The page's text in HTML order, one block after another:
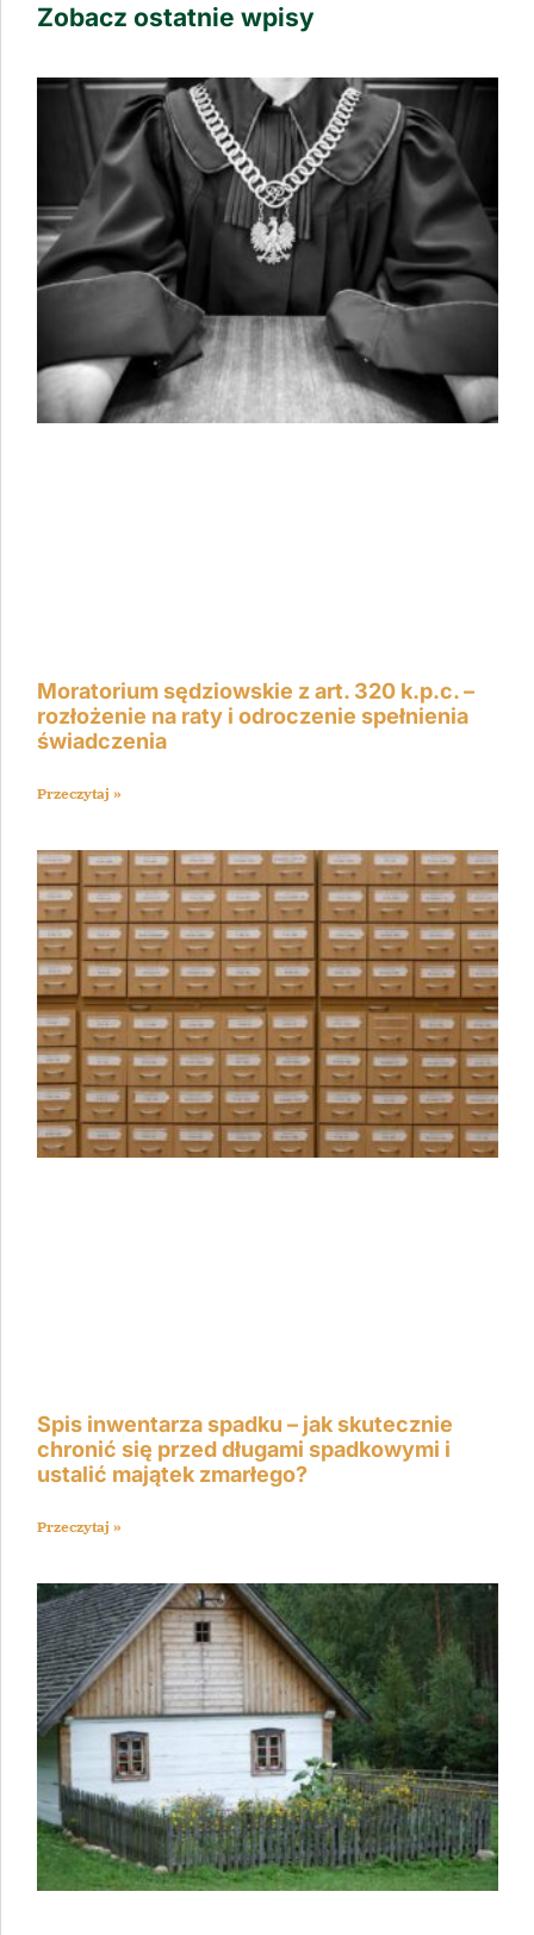
Zobacz ostatnie wpisy
Moratorium sędziowskie z art. 320 k.p.c. –
rozłożenie na raty i odroczenie spełnienia
świadczenia
Przeczytaj »
Spis inwentarza spadku – jak skutecznie
chronić się przed długami spadkowymi i
ustalić majątek zmarłego?
Przeczytaj »